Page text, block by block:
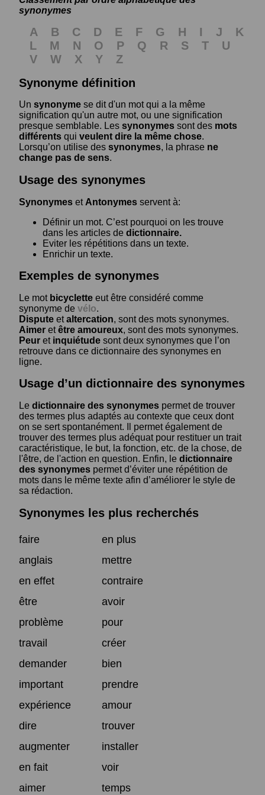
synonymes
A B C D E F G H I J
K
L
M N O P Q R S T
U
V
W X Y
Z
Synonyme définition
Un synonyme se dit d'un mot qui a la même
signification qu'un autre mot, ou une signification
presque semblable. Les synonymes sont des mots
différents qui veulent dire la même chose.
Lorsqu’on utilise des synonymes, la phrase ne
change pas de sens.
Usage des synonymes
Synonymes et Antonymes servent à:
Définir un mot. C’est pourquoi on les trouve
dans les articles de dictionnaire.
Eviter les répétitions dans un texte.
Enrichir un texte.
Exemples de synonymes
Le mot bicyclette eut être considéré comme
synonyme de vélo.
Dispute etaltercation, sont des mots synonymes.
Aimer etêtre amoureux, sont des mots synonymes.
Peur et inquiétude sont deux synonymes que l’on
retrouve dans ce dictionnaire des synonymes en
ligne.
Usage d’un dictionnaire des synonymes
Le dictionnaire des synonymes permet de trouver
des termes plus adaptés au contexte que ceux dont
on se sert spontanément. Il permet également de
trouver des termes plus adéquat pour restituer un trait
caractéristique, le but, la fonction, etc. de la chose, de
l'être, de l'action en question. Enfin, le dictionnaire
des synonymes permet d’éviter une répétition de
mots dans le même texte afin d’améliorer le style de
sa rédaction.
Synonymes les plus recherchés
faire
en plus
anglais
mettre
en effet
contraire
être
avoir
problème
pour
travail
créer
demander
bien
important
prendre
expérience
amour
dire
trouver
augmenter
installer
en fait
voir
aimer
temps